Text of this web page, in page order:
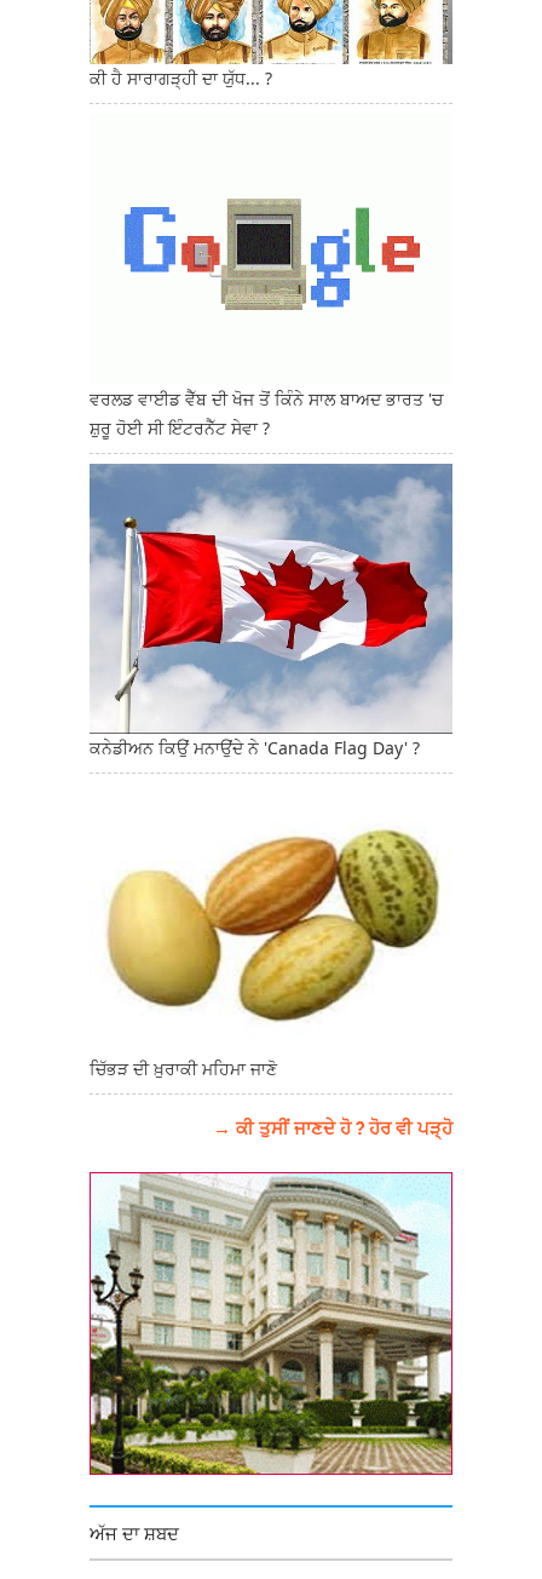
ਕੀ ਹੈ ਸਾਰਾਗੜ੍ਹੀ ਦਾ ਯੁੱਧ... ?
ਵਰਲਡ ਵਾਈਡ ਵੈੱਬ ਦੀ ਖੋਜ ਤੋਂ ਕਿੰਨੇ ਸਾਲ ਬਾਅਦ ਭਾਰਤ 'ਚ
ਸ਼ੁਰੂ ਹੋਈ ਸੀ ਇੰਟਰਨੈੱਟ ਸੇਵਾ ?
ਕਨੇਡੀਅਨ ਕਿਉਂ ਮਨਾਉਂਦੇ ਨੇ 'Canada Flag Day' ?
ਚਿੱਭੜ ਦੀ ਖ਼ੁਰਾਕੀ ਮਹਿਮਾ ਜਾਣੋ
→ ਕੀ ਤੁਸੀਂ ਜਾਣਦੇ ਹੋ ? ਹੋਰ ਵੀ ਪੜ੍ਹੋ
ਅੱਜ ਦਾ ਸ਼ਬਦ